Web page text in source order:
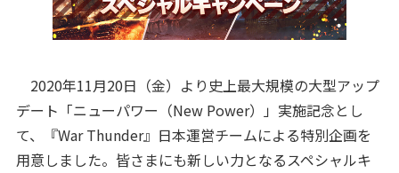
2020年11月20日（金）より史上最大規模の大型アップ
デート「ニューパワー（New Power）」実施記念とし
て、『War Thunder』日本運営チームによる特別企画を
用意しました。皆さまにも新しい力となるスペシャルキ